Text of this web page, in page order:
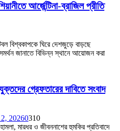
আর্জেন্টিনা-ব্রাজিল প্রীতি
বিশ্বকাপকে ঘিরে দেশজুড়ে বাড়ছে
জানাতে বিভিন্ন স্থানে আয়োজন করা
গ্রেফতারের দাবিতে সংবাদ
20260310
মারধর ও জীবননাশের হুমকির প্রতিবাদে